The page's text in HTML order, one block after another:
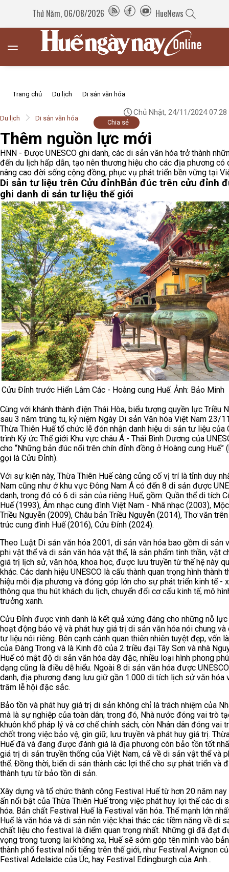
Thứ Năm, 06/08/2026 HueNews
Trang chủ Du lịch Di sản văn hóa
Du lịch Di sản văn hóa
Chủ Nhật, 24/11/2024 07:28
Chia sẻ
Thêm nguồn lực mới
HNN - Được UNESCO ghi danh, các di sản văn hóa trở thành
đến du lịch hấp dẫn, tạo nên thương hiệu cho các địa phương có
nâng cao đời sống cộng đồng, phục vụ phát triển bền vững tại
Di sản tư liệu trên Cửu đỉnhBản đúc trên cửu đỉnh
ghi danh di sản tư liệu thế giới
Cửu Đỉnh trước Hiển Lâm Các - Hoàng cung Huế. Ảnh: Bảo Minh
Cùng với khánh thành điện Thái Hòa, biểu tượng quyền lực Triều
sau 3 năm trùng tu, kỷ niệm Ngày Di sản Văn hóa Việt Nam 23/
Thừa Thiên Huế tổ chức lễ đón nhận danh hiệu di sản tư liệu của
trình Ký ức Thế giới Khu vực châu Á - Thái Bình Dương của
cho “Những bản đúc nổi trên chín đỉnh đồng ở Hoàng cung Huế”
gọi là Cửu Đỉnh).
Với sự kiện này, Thừa Thiên Huế càng củng cố vị trí là tỉnh duy
Nam cũng như ở khu vực Đông Nam Á có đến 8 di sản được
danh, trong đó có 6 di sản của riêng Huế, gồm: Quần thể di tích
Huế (1993), Âm nhạc cung đình Việt Nam - Nhã nhạc (2003),
Triều Nguyễn (2009), Châu bản Triều Nguyễn (2014), Thơ văn
trúc cung đình Huế (2016), Cửu Đỉnh (2024).
Theo Luật Di sản văn hóa 2001, di sản văn hóa bao gồm di sản
phi vật thể và di sản văn hóa vật thể, là sản phẩm tinh thần, vật
giá trị lịch sử, văn hóa, khoa học, được lưu truyền từ thế hệ này
khác. Các danh hiệu UNESCO là cấu thành quan trọng hình thành
hiệu mỗi địa phương và đóng góp lớn cho sự phát triển kinh tế -
thông qua thu hút khách du lịch, chuyển đổi cơ cấu kinh tế, mô
trưởng xanh.
Cửu Đỉnh được vinh danh là kết quả xứng đáng cho những nỗ
hoạt động bảo vệ và phát huy giá trị di sản văn hóa nói chung và
tư liệu nói riêng. Bên cạnh cảnh quan thiên nhiên tuyệt đẹp, vốn
của Đàng Trong và là Kinh đô của 2 triều đại Tây Sơn và nhà
Huế có mật độ di sản văn hóa dày đặc, nhiều loại hình phong
dạng cũng là điều dễ hiểu. Ngoài 8 di sản văn hóa được
danh, địa phương đang lưu giữ gần 1.000 di tích lịch sử văn hóa
trăm lễ hội đặc sắc.
Bảo tồn và phát huy giá trị di sản không chỉ là trách nhiệm của
mà là sự nghiệp của toàn dân; trong đó, Nhà nước đóng vai trò
khuôn khổ pháp lý và cơ chế chính sách; còn Nhân dân đóng vai
chốt trong việc bảo vệ, gìn giữ, lưu truyền và phát huy giá trị.
Huế đã và đang được đánh giá là địa phương còn bảo tồn tốt
giá trị di sản truyền thống của Việt Nam, cả về di sản vật thể và
thể. Đồng thời, biến di sản thành các lợi thế cho sự phát triển và
thành tựu từ bảo tồn di sản.
Xây dựng và tổ chức thành công Festival Huế từ hơn 20 năm nay
ấn nổi bật của Thừa Thiên Huế trong việc phát huy lợi thế các di
hóa. Bản chất Festival Huế là Festival văn hóa. Thế mạnh lớn
Huế là văn hóa và di sản nên việc khai thác các tiềm năng về di
chất liệu cho festival là điểm quan trọng nhất. Những gì đã đạt
vọng trong tương lai không xa, Huế sẽ sớm góp tên mình vào
thành phố festival nổi tiếng trên thế giới, như Festival Avignon
Festival Adelaide của Úc, hay Festival Edingburgh của Anh...